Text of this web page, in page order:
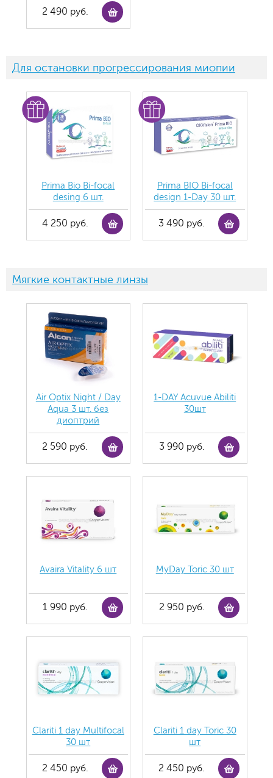
2 490 руб.
Для остановки прогрессирования миопии
Prima Bio Bi-focal
desing 6 шт.
4 250 руб.
Prima BIO Bi-focal
design 1-Day 30 шт.
3 490 руб.
Мягкие контактные линзы
Air Optix Night / Day
Aqua 3 шт. без
диоптрий
2 590 руб.
1-DAY Acuvue Abiliti
30шт
3 990 руб.
Avaira Vitality 6 шт
1 990 руб.
MyDay Toric 30 шт
2 950 руб.
Clariti 1 day Multifocal
30 шт
2 450 руб.
Clariti 1 day Toric 30
шт
2 450 руб.